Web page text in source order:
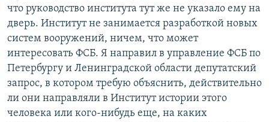
что руководство института тут же не указало ему на
дверь. Институт не занимается разработкой новых
систем вооружений, ничем, что может
интересовать ФСБ. Я направил в управление ФСБ по
Петербургу и Ленинградской области депутатский
запрос, в котором требую объяснить, действительно
ли они направляли в Институт истории этого
человека или кого-нибудь еще, на каких